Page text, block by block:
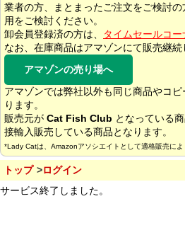
業者の方、まとまったご注文をご検討の
用をご検討ください。
卸会員登録済の方は、
タイムセールコー
なお、在庫商品はアマゾンにて販売継続
アマゾンの売り場へ
アマゾンでは弊社以外も同じ商品やコ
ります。
販売元が Cat Fish Club となっている
接輸入販売している商品となります。
*Lady Catは、Amazonアソシエイトとして適格販売によ
トップ
ログイン
サービス終了しました。